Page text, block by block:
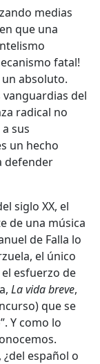
medias
que una
fatal!
absoluto.
del
radical no
sus
un hecho
defender
siglo XX, el
de una música
de Falla lo
el único
esfuerzo de
La vida breve,
que se
Y como lo
español o